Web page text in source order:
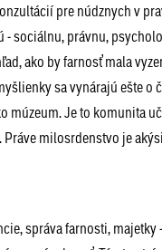
pre núdznych v
sociálnu, právnu,
ako by farnosť mala
sa vynárajú ešte o
múzeum. Je to komunita
milosrdenstvo je
správa farnosti,